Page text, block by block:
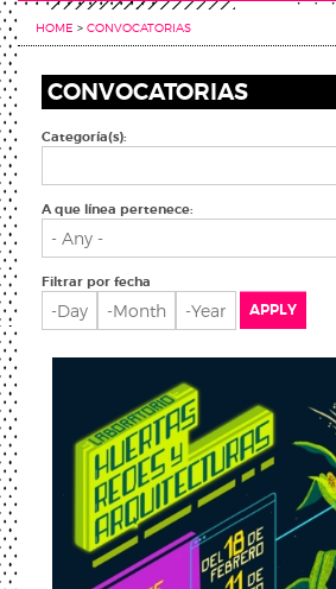
HOME > CONVOCATORIAS
CONVOCATORIAS
Categoría(s):
A que línea pertenece:
Filtrar por fecha
Filtrar por fecha
Day Month Year
APPLY